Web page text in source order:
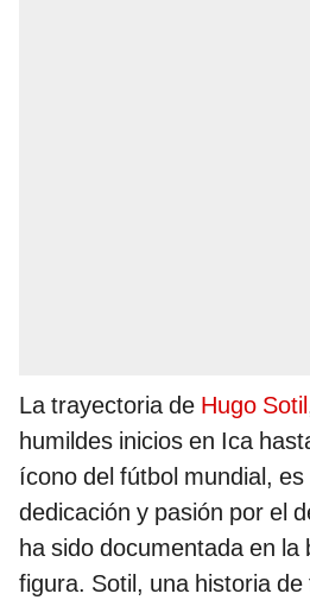
La trayectoria de Hugo Sotil
humildes inicios en Ica
ícono del fútbol mundial,
dedicación y pasión por el
ha sido documentada en la
figura. Sotil, una historia de